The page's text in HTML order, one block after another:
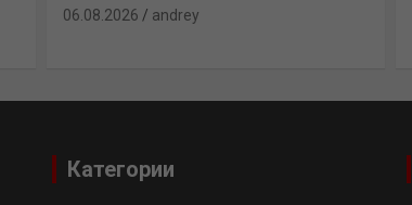
06.08.2026 andrey
Категории